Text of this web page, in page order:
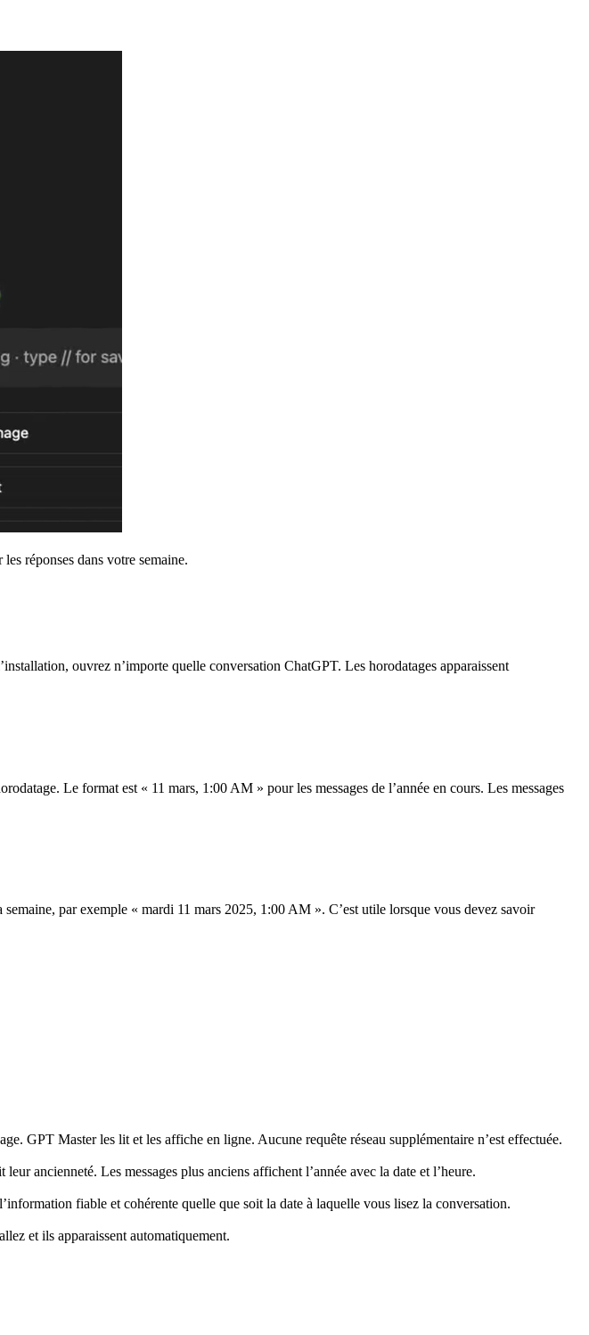
réponses dans votre semaine.
ouvrez n’importe quelle conversation ChatGPT. Les horodatages apparaissent
Le format est « 11 mars, 1:00 AM » pour les messages de l’année en cours. Les messages
par exemple « mardi 11 mars 2025, 1:00 AM ». C’est utile lorsque vous devez savoir
GPT Master les lit et les affiche en ligne. Aucune requête réseau supplémentaire n’est effectuée.
ancienneté. Les messages plus anciens affichent l’année avec la date et l’heure.
fiable et cohérente quelle que soit la date à laquelle vous lisez la conversation.
et ils apparaissent automatiquement.